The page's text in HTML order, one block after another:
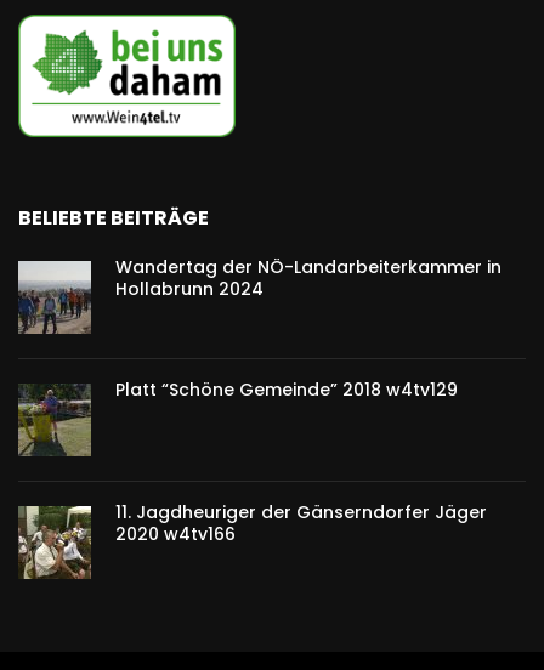
BELIEBTE BEITRÄGE
Wandertag der NÖ-Landarbeiterkammer in
Hollabrunn 2024
Platt “Schöne Gemeinde” 2018 w4tv129
11. Jagdheuriger der Gänserndorfer Jäger
2020 w4tv166